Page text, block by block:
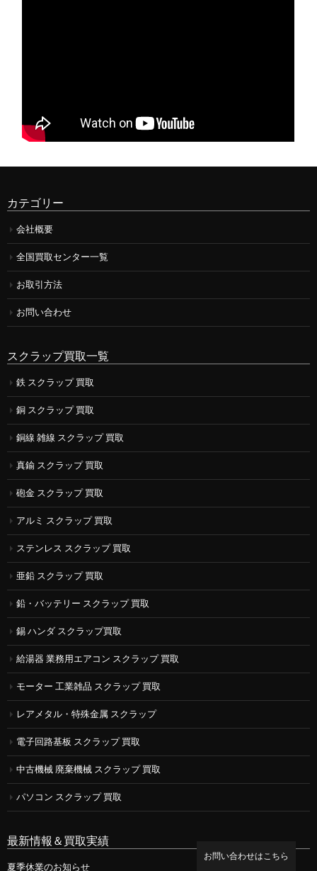
カテゴリー
会社概要
全国買取センター一覧
お取引方法
お問い合わせ
スクラップ買取一覧
鉄 スクラップ 買取
銅 スクラップ 買取
銅線 雑線 スクラップ 買取
真鍮 スクラップ 買取
砲金 スクラップ 買取
アルミ スクラップ 買取
ステンレス スクラップ 買取
亜鉛 スクラップ 買取
鉛・バッテリー スクラップ 買取
錫 ハンダ スクラップ買取
給湯器 業務用エアコン スクラップ 買取
モーター 工業雑品 スクラップ 買取
レアメタル・特殊金属 スクラップ
電子回路基板 スクラップ 買取
中古機械 廃棄機械 スクラップ 買取
パソコン スクラップ 買取
最新情報＆買取実績
夏季休業のお知らせ
お問い合わせはこちら